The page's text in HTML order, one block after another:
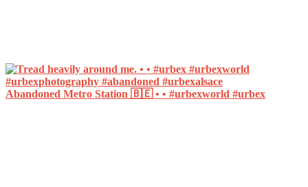
Abandoned Metro Station 🇧🇪 • • #urbexworld #urbex